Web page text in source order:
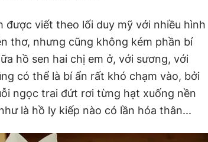
được viết theo lối duy mỹ với nhiều hình
thơ, nhưng cũng không kém phần bí
hồ sen hai chị em ở, với sương, với
có thể là bí ẩn rất khó chạm vào, bởi
ngọc trai đứt rơi từng hạt xuống nền
là hồ ly kiếp nào có lần hóa thân...